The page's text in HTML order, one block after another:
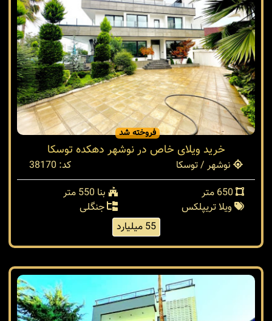
فروخته شد
خرید ویلای خاص در نوشهر دهکده توسکا
نوشهر / توسکا
کد: 38170
بنا 550 متر
ویلا تریپلکس
جنگلی
55 میلیارد